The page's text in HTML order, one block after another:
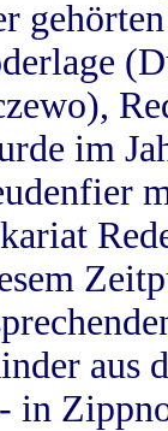
im
aus
in